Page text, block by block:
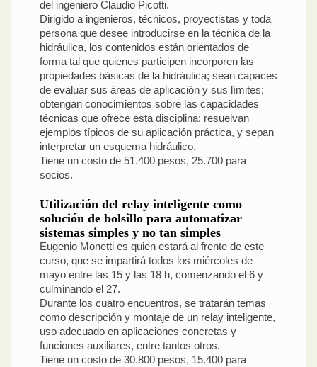
del ingeniero Claudio Picotti.
Dirigido a ingenieros, técnicos, proyectistas y toda
persona que desee introducirse en la técnica de la
hidráulica, los contenidos están orientados de
forma tal que quienes participen incorporen las
propiedades básicas de la hidráulica; sean capaces
de evaluar sus áreas de aplicación y sus límites;
obtengan conocimientos sobre las capacidades
técnicas que ofrece esta disciplina; resuelvan
ejemplos típicos de su aplicación práctica, y sepan
interpretar un esquema hidráulico.
Tiene un costo de 51.400 pesos, 25.700 para
socios.
Utilización del relay inteligente como
solución de bolsillo para automatizar
sistemas simples y no tan simples
Eugenio Monetti es quien estará al frente de este
curso, que se impartirá todos los miércoles de
mayo entre las 15 y las 18 h, comenzando el 6 y
culminando el 27.
Durante los cuatro encuentros, se tratarán temas
como descripción y montaje de un relay inteligente,
uso adecuado en aplicaciones concretas y
funciones auxiliares, entre tantos otros.
Tiene un costo de 30.800 pesos, 15.400 para